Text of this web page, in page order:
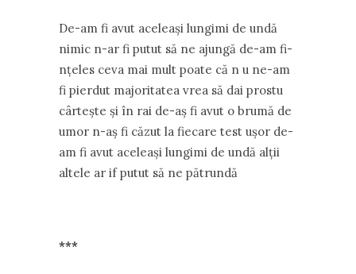
De-am fi avut aceleași lungimi de undă
nimic n-ar fi putut să ne ajungă de-am fi-
nțeles ceva mai mult poate că n u ne-am
fi pierdut majoritatea vrea să dai prostu
cârtește și în rai de-aș fi avut o brumă de
umor n-aș fi căzut la fiecare test ușor de-
am fi avut aceleași lungimi de undă alții
altele ar if putut să ne pătrundă
***